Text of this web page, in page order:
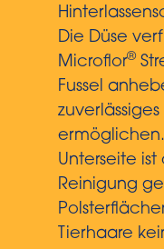
Die Düse
Microflor®
Fussel
Unterseite
Reinigung
Tierhaare